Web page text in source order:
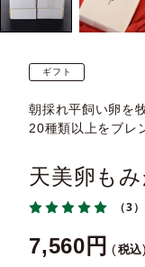
ギフト
朝採れ平飼い卵を
20種類以上をブレ
天美卵も
（3）
7,560 税込